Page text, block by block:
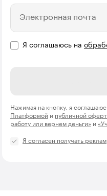
Электронная почта
Я соглашаюсь на
Нажимая на кнопку, я
Платформой и публичной
работу или вернем деньги» и
Я согласен получать